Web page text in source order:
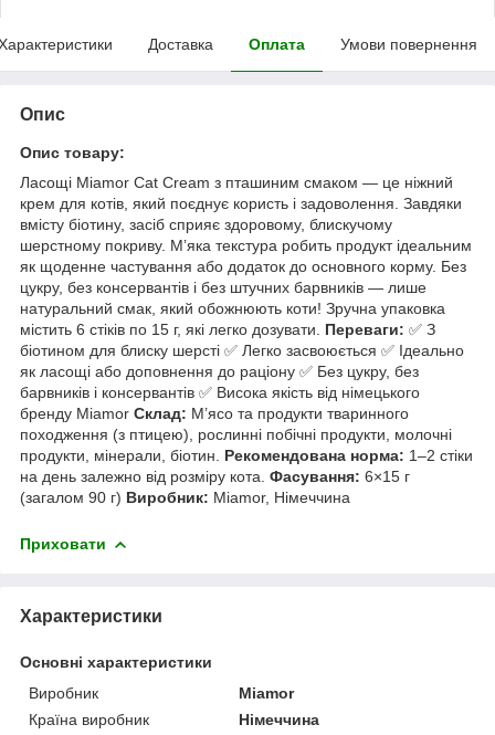
Доставка Оплата Умови повернення
Опис
Опис товару:
Ласощі Miamor Cat Cream з пташиним смаком — це ніжний
крем для котів, який поєднує користь і задоволення. Завдяки
вмісту біотину, засіб сприяє здоровому, блискучому
шерстному покриву. М’яка текстура робить продукт ідеальним
як щоденне частування або додаток до основного корму. Без
цукру, без консервантів і без штучних барвників — лише
натуральний смак, який обожнюють коти! Зручна упаковка
містить 6 стіків по 15 г, які легко дозувати. Переваги: ✅ З
біотином для блиску шерсті ✅ Легко засвоюється ✅ Ідеально
як ласощі або доповнення до раціону ✅ Без цукру, без
барвників і консервантів ✅ Висока якість від німецького
бренду Miamor Склад: М’ясо та продукти тваринного
походження (з птицею), рослинні побічні продукти, молочні
продукти, мінерали, біотин. Рекомендована норма: 1–2 стіки
на день залежно від розміру кота. Фасування: 6×15 г
(загалом 90 г) Виробник: Miamor, Німеччина
Приховати
Характеристики
Основні характеристики
Виробник
Miamor
Країна виробник
Німеччина